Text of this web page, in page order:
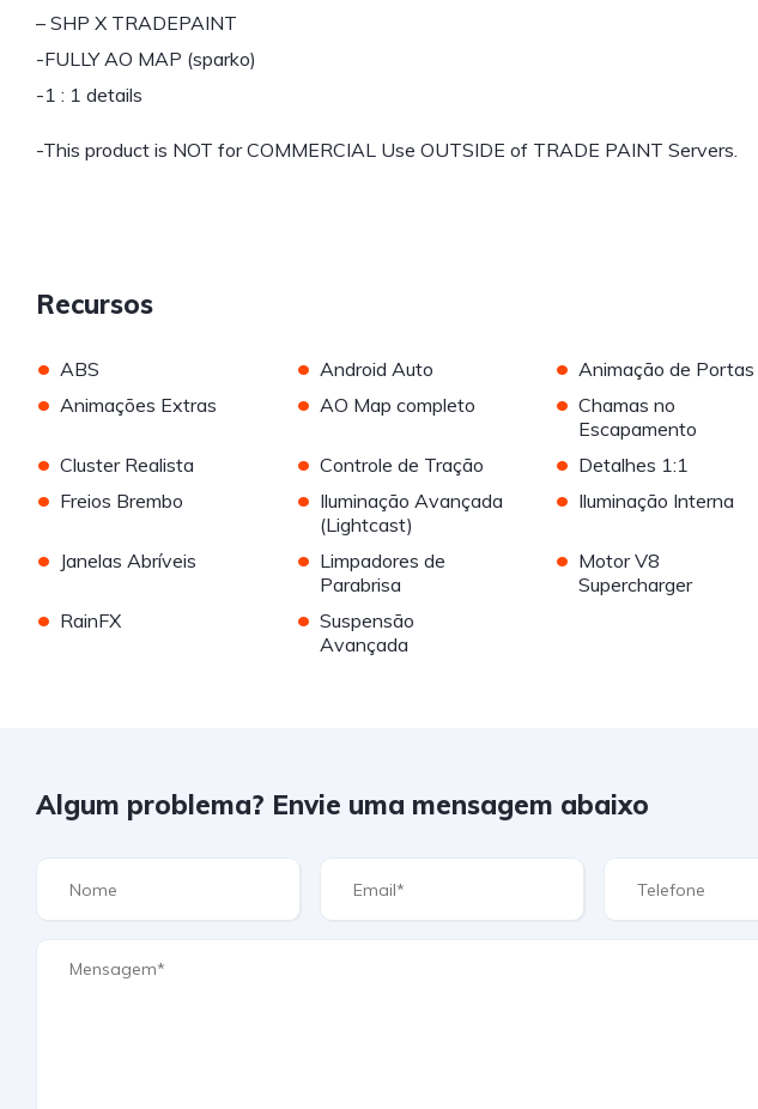
– SHP X TRADEPAINT
-FULLY AO MAP (sparko)
-1 : 1 details
-This product is NOT for COMMERCIAL Use OUTSIDE of TRADE PAINT Servers.
Recursos
• ABS • Android Auto • Animação de Portas
• Animações Extras • AO Map completo • Chamas no
Escapamento
• Cluster Realista • Controle de Tração • Detalhes 1:1
• Freios Brembo • Iluminação Avançada
(Lightcast)
• Iluminação Interna
• Janelas Abríveis • Limpadores de
Parabrisa
• Motor V8
Supercharger
• RainFX • Suspensão
Avançada
Algum problema? Envie uma mensagem abaixo